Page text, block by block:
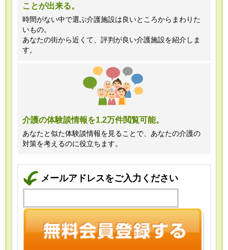
（受付時間 10時～19時 土日祝日除
く・営業のお電話はお断りいたします）
ことが出来る。
時間がない中で選ぶ介護施設は良いところからまわりた
いもの。
あなたの街から近くて、評判が良い介護施設を紹介しま
す。
介護の体験談情報を1.2万件閲覧可能。
あなたと似た体験談情報を見ることで、あなたの介護の
対策を考えるのに役立ちます。
メールアドレスをご入力ください